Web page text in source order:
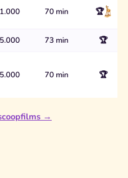
70 min 🏆
73 min 🏆
70 min 🏆
→